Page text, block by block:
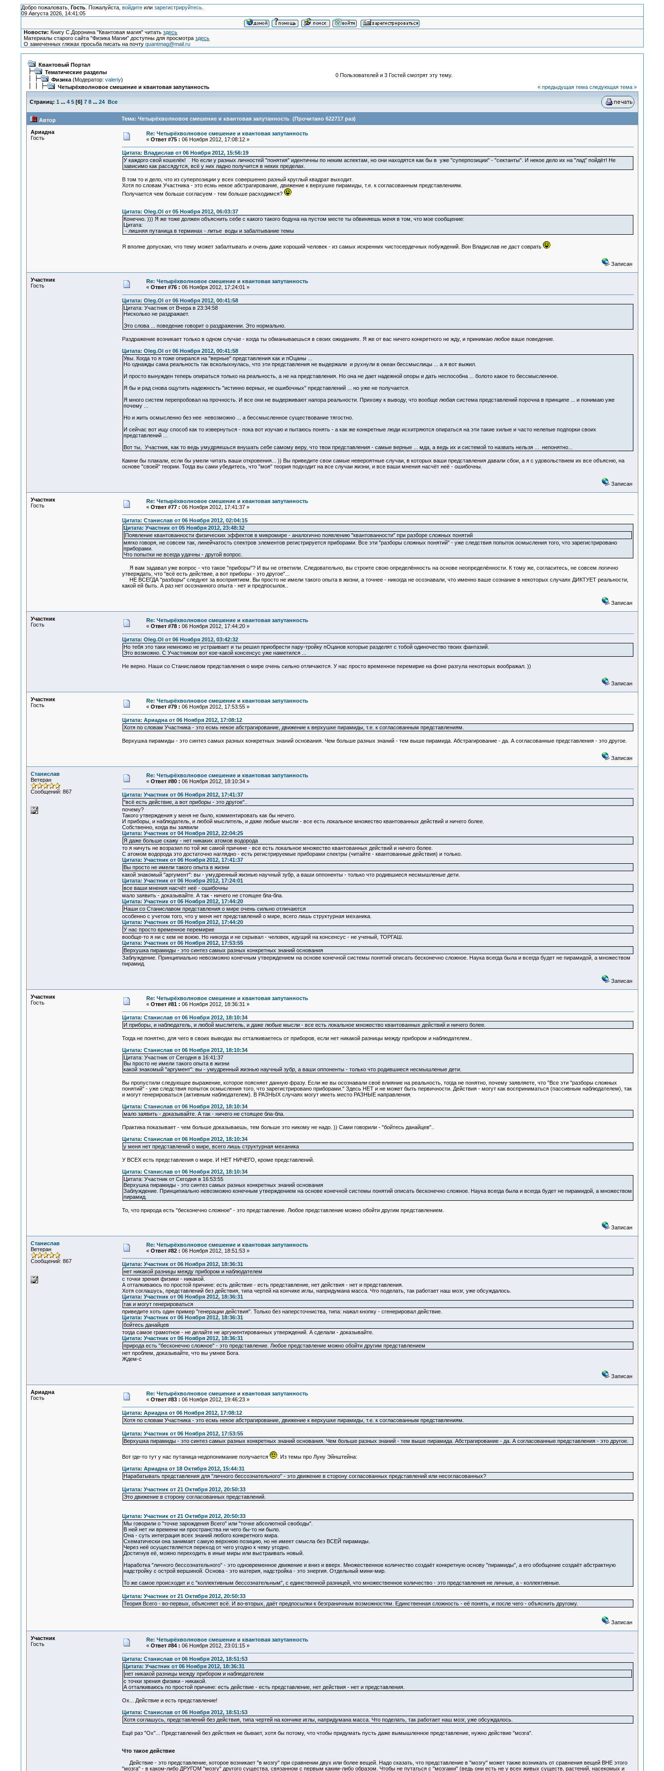
Добро пожаловать, Гость. Пожалуйста, войдитеили зарегистрируйтесь.
09 Августа 2026, 14:41:05
Новости: Книгу С.Доронина "Квантовая магия" читатьздесь
Материалы старого сайта "Физика Магии" доступны для просмотраздесь
О замеченных глюках просьба писать на почтуquantmag@mail.ru
Квантовый Портал
Тематические разделы
Физика(Модератор: valeriy)
Четырёхволновое смешение и квантовая запутанность
0 Пользователей и 3 Гостей смотрят эту тему.
« предыдущая тема следующая тема »
Страниц: 1 ... 4 5[6] 7 8 ... 24 Все
Автор Тема: Четырёхволновое смешение и квантовая запутанность (Прочитано 622717 раз)
Ариадна
Гость
Re: Четырёхволновое смешение и квантовая запутанность
« Ответ #75 : 06 Ноября 2012, 17:08:12 »
Цитата: Владислав от 06 Ноября 2012, 15:56:19
У каждого свой кошелёк! Но если у разных личностей "понятия" идентичны по неким аспектам, но они находятся как бы в уже "суперпозиции" - "сектанты". И некое дело их на "лад" пойдёт! Не
зависимо как рассядутся, всё у них ладно получится в неких пределах.
В том то и дело, что из суперпозиции у всех совершенно разный круглый квадрат выходит.
Хотя по словам Участника - это есмь некое абстрагирование, движение к верхушке пирамиды, т.е. к согласованным представлениям.
Получается чем больше согласуем - тем больше расходимся?
Цитата: Oleg.Ol от 05 Ноября 2012, 06:03:37
Конечно. ))) Я же тоже должен объяснить себе с какого такого бодуна на пустом месте ты обвиняешь меня в том, что мое сообщение:
Цитата:
- лишняя путаница в терминах - литье воды и забалтывание темы
Я вполне допускаю, что тему может забалтывать и очень даже хороший человек - из самых искренних чистосердечных побуждений. Вон Владислав не даст соврать
Записан
Участник
Гость
Re: Четырёхволновое смешение и квантовая запутанность
« Ответ #76 : 06 Ноября 2012, 17:24:01 »
Цитата: Oleg.Ol от 06 Ноября 2012, 00:41:58
Цитата: Участник от Вчера в 23:34:58
Нисколько не раздражает.
Это слова ... поведение говорит о раздражении. Это нормально.
Раздражение возникает только в одном случае - когда ты обманываешься в своих ожиданиях. Я же от вас ничего конкретного не жду, и принимаю любое ваше поведение.
Цитата: Oleg.Ol от 06 Ноября 2012, 00:41:58
Увы. Когда то я тоже опирался на "верные" представления как и пОцаны ...
Но однажды сама реальность так всколыхнулась, что эти представления не выдержали и рухнули в океан бессмыслицы ... а я вот выжил.
И просто вынужден теперь опираться только на реальность, а не на представления. Но она не дает надежной опоры и дать неспособна ... болото какое то бессмысленное.
Я бы и рад снова ощутить надежность "истинно верных, не ошибочных" представлений ... но уже не получается.
Я много систем перепробовал на прочность. И все они не выдерживают напора реальности. Прихожу к выводу, что вообще любая система представлений порочна в принципе ... и понимаю уже
почему ...
Но и жить осмысленно без нее невозможно ... а бессмысленное существование тягостно.
И сейчас вот ищу способ как то извернуться - пока вот изучаю и пытаюсь понять - а как же конкретные люди исхитряются опираться на эти такие хилые и часто нелепые подпорки своих
представлений ...
Вот ты, Участник, как то ведь умудряешься внушать себе самому веру, что твои представления - самые верные ... мда, а ведь их и системой то назвать нельзя ... непонятно...
Камни бы плакали, если бы умели читать ваши откровения... )) Вы приведите свои самые невероятные случаи, в которых ваши представления давали сбои, а я с удовольствием их все объясню, на
основе "своей" теории. Тогда вы сами убедитесь, что "моя" теория подходит на все случаи жизни, и все ваши мнения насчёт неё - ошибочны.
Записан
Участник
Гость
Re: Четырёхволновое смешение и квантовая запутанность
« Ответ #77 : 06 Ноября 2012, 17:41:37 »
Цитата: Станислав от 06 Ноября 2012, 02:04:15
Цитата: Участник от 05 Ноября 2012, 23:48:32
Появление квантованности физических эффектов в микромире - аналогично появлению "квантованности" при разборе сложных понятий
мягко говоря, не совсем так, линейчатость спектров элементов регистрируется приборами. Все эти "разборы сложных понятий" - уже следствия попыток осмысления того, что зарегистрировано
приборами.
Что попытки не всегда удачны - другой вопрос.
Я вам задавал уже вопрос - что такое "приборы"? И вы не ответили. Следовательно, вы строите свою определённость на основе неопределённости. К тому же, согласитесь, не совсем логично
утверждать, что "всё есть действие, а вот приборы - это другое"...
НЕ ВСЕГДА "разборы" следуют за восприятием. Вы просто не имели такого опыта в жизни, а точнее - никогда не осознавали, что именно ваше сознание в некоторых случаях ДИКТУЕТ реальности,
какой ей быть. А раз нет осознанного опыта - нет и предпосылок..
Записан
Участник
Гость
Re: Четырёхволновое смешение и квантовая запутанность
« Ответ #78 : 06 Ноября 2012, 17:44:20 »
Цитата: Oleg.Ol от 06 Ноября 2012, 03:42:32
Но тебя это таки немножко не устраивает и ты решил приобрести пару-тройку пОцанов которые разделят с тобой одиночество твоих фантазий.
Это возможно. С Участником вот кое-какой консенсус уже наметился ...
Не верно. Наши со Станиславом представления о мире очень сильно отличаются. У нас просто временное перемирие на фоне разгула некоторых воображал. ))
Записан
Участник
Гость
Re: Четырёхволновое смешение и квантовая запутанность
« Ответ #79 : 06 Ноября 2012, 17:53:55 »
Цитата: Ариадна от 06 Ноября 2012, 17:08:12
Хотя по словам Участника - это есмь некое абстрагирование, движение к верхушке пирамиды, т.е. к согласованным представлениям.
Верхушка пирамиды - это синтез самых разных конкретных знаний основания. Чем больше разных знаний - тем выше пирамида. Абстрагирование - да. А согласованные представления - это другое.
Записан
Станислав
Ветеран
Сообщений: 867
Re: Четырёхволновое смешение и квантовая запутанность
« Ответ #80 : 06 Ноября 2012, 18:10:34 »
Цитата: Участник от 06 Ноября 2012, 17:41:37
"всё есть действие, а вот приборы - это другое"..
почему?
Такого утверждения у меня не было, комментировать как бы нечего.
И приборы, и наблюдатель, и любой мыслитель, и даже любые мысли - все есть локальное множество квантованных действий и ничего более.
Собственно, когда вы заявили
Цитата: Участник от 04 Ноября 2012, 22:04:25
Я даже больше скажу - нет никаких атомов водорода
то я ничуть не возразил по той же самой причине - все есть локальное множество квантованных действий и ничего более.
С атомом водорода это достаточно наглядно - есть регистрируемые приборами спектры (читайте - квантованные действия) и только.
Цитата: Участник от 06 Ноября 2012, 17:41:37
Вы просто не имели такого опыта в жизни
какой знакомый "аргумент": вы - умудренный жизнью научный зубр, а ваши оппоненты - только что родившиеся несмышленые дети.
Цитата: Участник от 06 Ноября 2012, 17:24:01
все ваши мнения насчёт неё - ошибочны
мало заявить - доказывайте. А так - ничего не стоящее бла-бла.
Цитата: Участник от 06 Ноября 2012, 17:44:20
Наши со Станиславом представления о мире очень сильно отличаются
особенно с учетом того, что у меня нет представлений о мире, всего лишь структурная механика.
Цитата: Участник от 06 Ноября 2012, 17:44:20
У нас просто временное перемирие
вообще-то я ни с кем не воюю. Но никогда и не скрывал - человек, идущий на консенсус - не ученый, ТОРГАШ.
Цитата: Участник от 06 Ноября 2012, 17:53:55
Верхушка пирамиды - это синтез самых разных конкретных знаний основания
Заблуждение. Принципиально невозможно конечным утверждением на основе конечной системы понятий описать бесконечно сложное. Наука всегда была и всегда будет не пирамидой, а множеством
пирамид.
Записан
Участник
Гость
Re: Четырёхволновое смешение и квантовая запутанность
« Ответ #81 : 06 Ноября 2012, 18:36:31 »
Цитата: Станислав от 06 Ноября 2012, 18:10:34
И приборы, и наблюдатель, и любой мыслитель, и даже любые мысли - все есть локальное множество квантованных действий и ничего более.
Тогда не понятно, для чего в своих выводах вы отталкиваетесь от приборов, если нет никакой разницы между прибором и наблюдателем..
Цитата: Станислав от 06 Ноября 2012, 18:10:34
Цитата: Участник от Сегодня в 16:41:37
Вы просто не имели такого опыта в жизни
какой знакомый "аргумент": вы - умудренный жизнью научный зубр, а ваши оппоненты - только что родившиеся несмышленые дети.
Вы пропустили следующее выражение, которое поясняет данную фразу. Если же вы осознавали своё влияние на реальность, тогда не понятно, почему заявляете, что "Все эти "разборы сложных
понятий" - уже следствия попыток осмысления того, что зарегистрировано приборами." Здесь НЕТ и не может быть первичности. Действия - могут как восприниматься (пассивным наблюдателем), так
и могут генерироваться (активным наблюдателем). В РАЗНЫХ случаях могут иметь место РАЗНЫЕ направления.
Цитата: Станислав от 06 Ноября 2012, 18:10:34
мало заявить - доказывайте. А так - ничего не стоящее бла-бла.
Практика показывает - чем больше доказываешь, тем больше это никому не надо. )) Сами говорили - "бойтесь данайцев"..
Цитата: Станислав от 06 Ноября 2012, 18:10:34
у меня нет представлений о мире, всего лишь структурная механика
У ВСЕХ есть представления о мире. И НЕТ НИЧЕГО, кроме представлений.
Цитата: Станислав от 06 Ноября 2012, 18:10:34
Цитата: Участник от Сегодня в 16:53:55
Верхушка пирамиды - это синтез самых разных конкретных знаний основания
Заблуждение. Принципиально невозможно конечным утверждением на основе конечной системы понятий описать бесконечно сложное. Наука всегда была и всегда будет не пирамидой, а множеством
пирамид.
То, что природа есть "бесконечно сложное" - это представление. Любое представление можно обойти другим представлением.
Записан
Станислав
Ветеран
Сообщений: 867
Re: Четырёхволновое смешение и квантовая запутанность
« Ответ #82 : 06 Ноября 2012, 18:51:53 »
Цитата: Участник от 06 Ноября 2012, 18:36:31
нет никакой разницы между прибором и наблюдателем
с точки зрения физики - никакой.
А отталкиваюсь по простой причине: есть действие - есть представление, нет действия - нет и представления.
Хотя соглашусь, представлений без действия, типа чертей на кончике иглы, напридумана масса. Что поделать, так работает наш мозг, уже обсуждалось.
Цитата: Участник от 06 Ноября 2012, 18:36:31
так и могут генерироваться
приведите хоть один пример "генерации действия". Только без наперсточниства, типа: нажал кнопку - сгенерировал действие.
Цитата: Участник от 06 Ноября 2012, 18:36:31
бойтесь данайцев
тогда самое грамотное - не делайте не аргументированных утверждений. А сделали - доказывайте.
Цитата: Участник от 06 Ноября 2012, 18:36:31
природа есть "бесконечно сложное" - это представление. Любое представление можно обойти другим представлением
нет проблем, доказывайте, что вы умнее Бога.
Ждем-с
Записан
Ариадна
Гость
Re: Четырёхволновое смешение и квантовая запутанность
« Ответ #83 : 06 Ноября 2012, 19:46:23 »
Цитата: Ариадна от 06 Ноября 2012, 17:08:12
Хотя по словам Участника - это есмь некое абстрагирование, движение к верхушке пирамиды, т.е. к согласованным представлениям.
Цитата: Участник от 06 Ноября 2012, 17:53:55
Верхушка пирамиды - это синтез самых разных конкретных знаний основания. Чем больше разных знаний - тем выше пирамида. Абстрагирование - да. А согласованные представления - это другое.
Вот где-то тут у нас путаница-недопонимание получается
. Из темы про Луну Эйнштейна:
Цитата: Ариадна от 18 Октября 2012, 15:44:31
Нарабатывать представления для "личного бессознательного" - это движение в сторону согласованных представлений или несогласованных?
Цитата: Участник от 21 Октября 2012, 20:50:33
Это движение в сторону согласованных представлений.
Цитата: Участник от 21 Октября 2012, 20:50:33
Мы говорили о "точке зарождения Всего" или "точке абсолютной свободы".
В ней нет ни времени ни пространства ни чего бы-то ни было.
Она - суть интеграция всех знаний любого конкретного мира.
Схематически она занимает самую верхнюю позицию, но не имеет смысла без ВСЕЙ пирамиды.
Через неё осуществляется переход от чего угодно к чему угодно.
Достигнув её, можно переходить в иные миры или выстраивать новый.
Наработка "личного бессознательного" - это одновременное движение и вниз и вверх. Множественное количество создаёт конкретную основу "пирамиды", а его обобщение создаёт абстрактную
надстройку с острой вершиной. Основа - это материя, надстройка - это энергия. Отдельный мини-мир.
То же самое происходит и с "коллективным бессознательным", с единственной разницей, что множественное количество - это представления не личные, а - коллективные.
Цитата: Участник от 21 Октября 2012, 20:50:33
Теория Всего - во-первых, объясняет всё. И во-вторых, даёт предпосылки к безграничным возможностям. Единственная сложность - её понять, и после чего - объяснить другому.
Записан
Участник
Гость
Re: Четырёхволновое смешение и квантовая запутанность
« Ответ #84 : 06 Ноября 2012, 23:01:15 »
Цитата: Станислав от 06 Ноября 2012, 18:51:53
Цитата: Участник от 06 Ноября 2012, 18:36:31
нет никакой разницы между прибором и наблюдателем
с точки зрения физики - никакой.
А отталкиваюсь по простой причине: есть действие - есть представление, нет действия - нет и представления.
Ох... Действие и есть представление!
Цитата: Станислав от 06 Ноября 2012, 18:51:53
Хотя соглашусь, представлений без действия, типа чертей на кончике иглы, напридумана масса. Что поделать, так работает наш мозг, уже обсуждалось.
Ещё раз "Ох"... Представлений без действия не бывает, хотя бы потому, что чтобы придумать пусть даже вымышленное представление, нужно действие "мозга".
Что такое действие
Действие - это представление, которое возникает "в мозгу" при сравнении двух или более вещей. Надо сказать, что представление в "мозгу" может также возникать от сравнения вещей ВНЕ этого
"мозга" - в каком-либо ДРУГОМ "мозгу" другого существа, связанном с первым каким-либо образом. Чтобы не путаться с "мозгами" (ведь они есть не у всех живых существ, растений, насекомых и